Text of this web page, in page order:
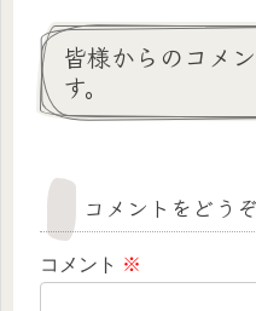
皆様からのコメ
す。
コメントをどうぞ
コメント ※